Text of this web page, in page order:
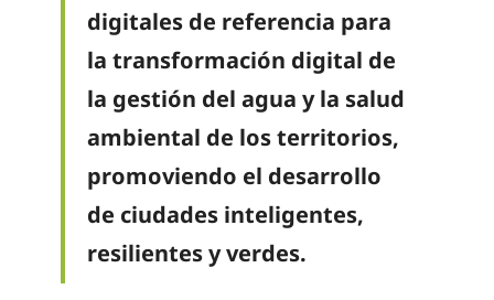
digitales de referencia para
la transformación digital de
la gestión del agua y la salud
ambiental de los territorios,
promoviendo el desarrollo
de ciudades inteligentes,
resilientes y verdes.